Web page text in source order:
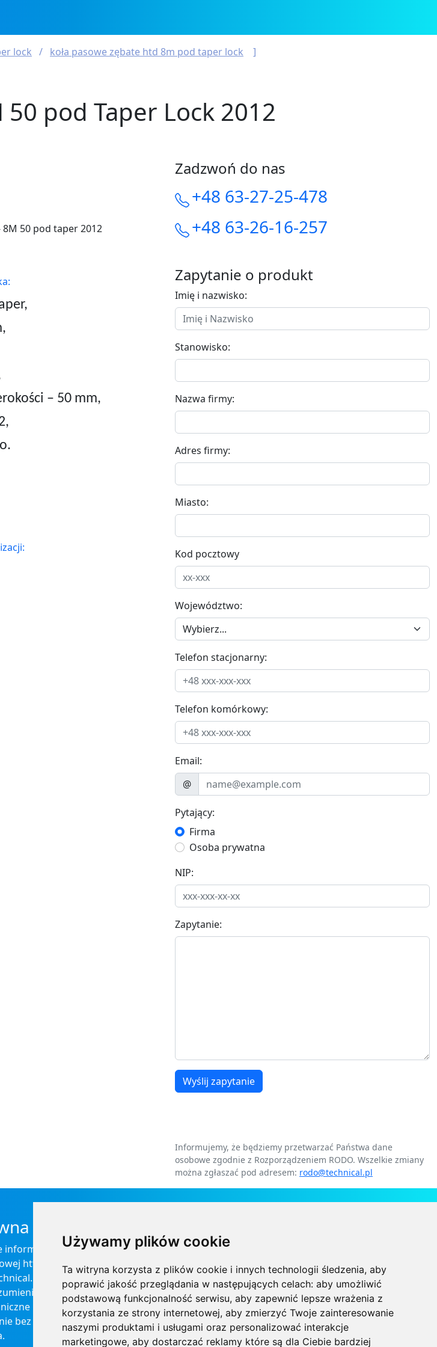
Używamy plików cookie
Ta witryna korzysta z plików cookie i innych technologii śledzenia, aby
poprawić jakość przeglądania w następujących celach: aby umożliwić
podstawową funkcjonalność serwisu, aby zapewnić lepsze wrażenia z
korzystania ze strony internetowej, aby zmierzyć Twoje zainteresowanie
naszymi produktami i usługami oraz personalizować interakcje
marketingowe, aby dostarczać reklamy które są dla Ciebie bardziej
lock koła pasowe zębate htd 8m pod taper lock
50 pod Taper Lock 2012
8M 50 pod taper 2012
– 50 mm,
Zadzwoń do nas
+48 63-27-25-478
+48 63-26-16-257
Zapytanie o produkt
Imię i nazwisko:
Stanowisko:
Nazwa firmy:
Adres firmy:
Miasto:
Kod pocztowy
Województwo:
Telefon stacjonarny:
Telefon komórkowy:
Email:
@
Pytający:
Firma
Osoba prywatna
NIP:
Zapytanie:
Wyślij zapytanie
Informujemy, że będziemy przetwarzać Państwa dane
osobowe zgodnie z Rozporządzeniem RODO. Wszelkie zmiany
można zgłaszać pod adresem: rodo@technical.pl
informacje zamieszczone na
https://informator-
nie stanowią oferty
prawa, ponadto
i pozostałe informacje
bez podania przyczyny i
Technical Grzegorz Tęgos
Polska, 62-600 Koło, ul. Toruńska 212
NIP 666-137-75-84, REGON 310288700
+48 63-27-25-478
biuro@technical.pl